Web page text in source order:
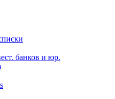
банков и юр.